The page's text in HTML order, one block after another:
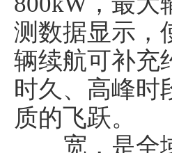
测数据显示，
辆续航可补充
时久、高峰时
质的飞跃。
宽，是全域